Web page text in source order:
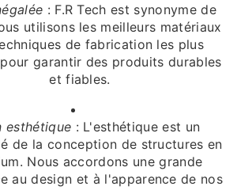
: F.R Tech est synonyme de
utilisons les meilleurs matériaux
de fabrication les plus
garantir des produits durables
et fiables.
esthétique : L'esthétique est un
de la conception de structures en
Nous accordons une grande
au design et à l'apparence de nos